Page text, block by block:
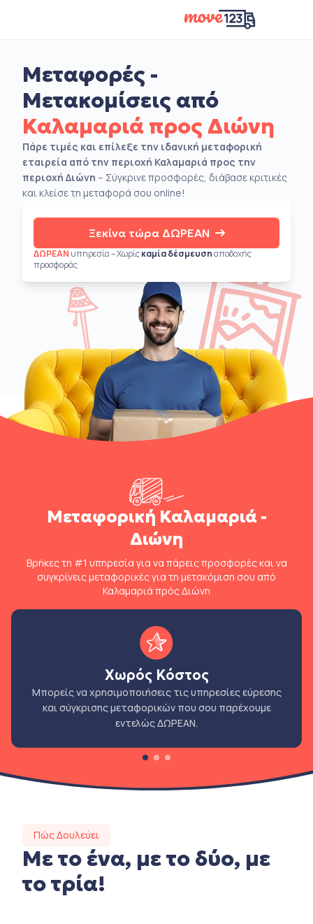
Μεταφορές -
Μετακομίσεις από
Καλαμαριά προς Διώνη
Πάρε τιμές και επίλεξε την ιδανική μεταφορική
εταιρεία από την περιοχή Καλαμαριά προς την
περιοχή Διώνη – Σύγκρινε προσφορές, διάβασε κριτικές
και κλείσε τη μεταφορά σου online!
Ξεκίνα τώρα ΔΩΡΕΑΝ
ΔΩΡΕΑΝ υπηρεσία – Χωρίςκαμία δέσμευσηαποδοχής
προσφοράς
Μεταφορική Καλαμαριά -
Διώνη
Βρήκες τη #1 υπηρεσία για να πάρεις προσφορές και να
συγκρίνεις μεταφορικές για τη μετακόμιση σου από
Καλαμαριά πρός Διώνη
Χωρός Κόστος
Μπορείς να χρησιμοποιήσεις τις υπηρεσίες εύρεσης
και σύγκρισης μεταφορικών που σου παρέχουμε
εντελώς ΔΩΡΕΑΝ.
Πώς Δουλεύει
Με το ένα, με το δύο, με
το τρία!